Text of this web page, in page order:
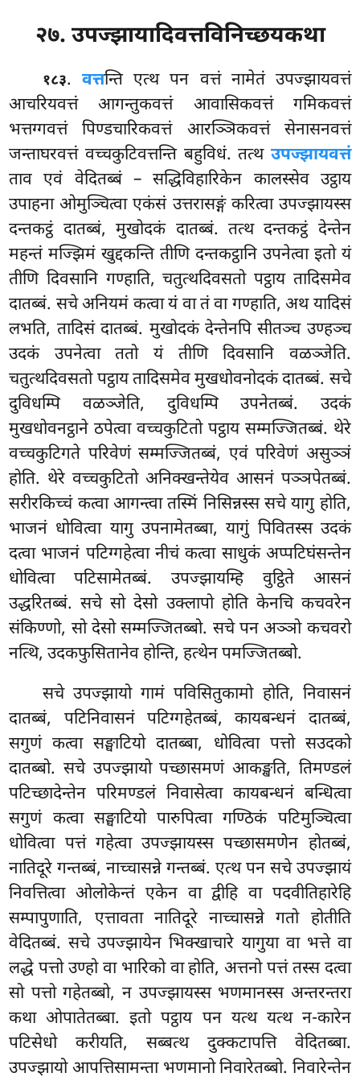
२७. उपज्झायादिवत्तविनिच्छयकथा
१८३.वत्तन्तिएत्थ पन वत्तं नामेतं उपज्झायवत्तं
आचरियवत्तं आगन्तुकवत्तं आवासिकवत्तं गमिकवत्तं
भत्तग्गवत्तं पिण्डचारिकवत्तं आरञ्ञिकवत्तं सेनासनवत्तं
जन्ताघरवत्तं वच्चकुटिवत्तन्ति बहुविधं. तत्थ उपज्झायवत्तं
ताव एवं वेदितब्बं – सद्धिविहारिकेन कालस्सेव उट्ठाय
उपाहना ओमुञ्चित्वा एकंसं उत्तरासङ्गं करित्वा उपज्झायस्स
दन्तकट्ठं दातब्बं, मुखोदकं दातब्बं. तत्थ दन्तकट्ठं देन्तेन
महन्तं मज्झिमं खुद्दकन्ति तीणि दन्तकट्ठानि उपनेत्वा इतो यं
तीणि दिवसानि गण्हाति, चतुत्थदिवसतो पट्ठाय तादिसमेव
दातब्बं. सचे अनियमं कत्वा यं वा तं वा गण्हाति, अथ यादिसं
लभति, तादिसं दातब्बं. मुखोदकं देन्तेनपि सीतञ्च उण्हञ्च
उदकं उपनेत्वा ततो यं तीणि दिवसानि वळञ्जेति.
चतुत्थदिवसतो पट्ठाय तादिसमेव मुखधोवनोदकं दातब्बं. सचे
दुविधम्पि वळञ्जेति, दुविधम्पि उपनेतब्बं. उदकं
मुखधोवनट्ठाने ठपेत्वा वच्चकुटितो पट्ठाय सम्मज्जितब्बं. थेरे
वच्चकुटिगते परिवेणं सम्मज्जितब्बं, एवं परिवेणं असुञ्ञं
होति. थेरे वच्चकुटितो अनिक्खन्तेयेव आसनं पञ्ञपेतब्बं.
सरीरकिच्चं कत्वा आगन्त्वा तस्मिं निसिन्नस्स सचे यागु होति,
भाजनं धोवित्वा यागु उपनामेतब्बा, यागुं पिवितस्स उदकं
दत्वा भाजनं पटिग्गहेत्वा नीचं कत्वा साधुकं अप्पटिघंसन्तेन
धोवित्वा पटिसामेतब्बं. उपज्झायम्हि वुट्ठिते आसनं
उद्धरितब्बं. सचे सो देसो उक्लापो होति केनचि कचवरेन
संकिण्णो, सो देसो सम्मज्जितब्बो. सचे पन अञ्ञो कचवरो
नत्थि, उदकफुसितानेव होन्ति, हत्थेन पमज्जितब्बो.
सचे उपज्झायो गामं पविसितुकामो होति, निवासनं
दातब्बं, पटिनिवासनं पटिग्गहेतब्बं, कायबन्धनं दातब्बं,
सगुणं कत्वा सङ्घाटियो दातब्बा, धोवित्वा पत्तो सउदको
दातब्बो. सचे उपज्झायो पच्छासमणं आकङ्खति, तिमण्डलं
पटिच्छादेन्तेन परिमण्डलं निवासेत्वा कायबन्धनं बन्धित्वा
सगुणं कत्वा सङ्घाटियो पारुपित्वा गण्ठिकं पटिमुञ्चित्वा
धोवित्वा पत्तं गहेत्वा उपज्झायस्स पच्छासमणेन होतब्बं,
नातिदूरे गन्तब्बं, नाच्चासन्ने गन्तब्बं. एत्थ पन सचे उपज्झायं
निवत्तित्वा ओलोकेन्तं एकेन वा द्वीहि वा पदवीतिहारेहि
सम्पापुणाति, एत्तावता नातिदूरे नाच्चासन्ने गतो होतीति
वेदितब्बं. सचेउपज्झायेन भिक्खाचारे यागुया वा भत्ते वा
लद्धे पत्तो उण्हो वा भारिको वा होति, अत्तनोपत्तं तस्स दत्वा
सो पत्तो गहेतब्बो, न उपज्झायस्स भणमानस्स अन्तरन्तरा
कथा ओपातेतब्बा. इतो पट्ठाय पन यत्थ यत्थ न-कारेन
पटिसेधो करीयति, सब्बत्थ दुक्कटापत्ति वेदितब्बा.
उपज्झायो आपत्तिसामन्ता भणमानो निवारेतब्बो. निवारेन्तेन